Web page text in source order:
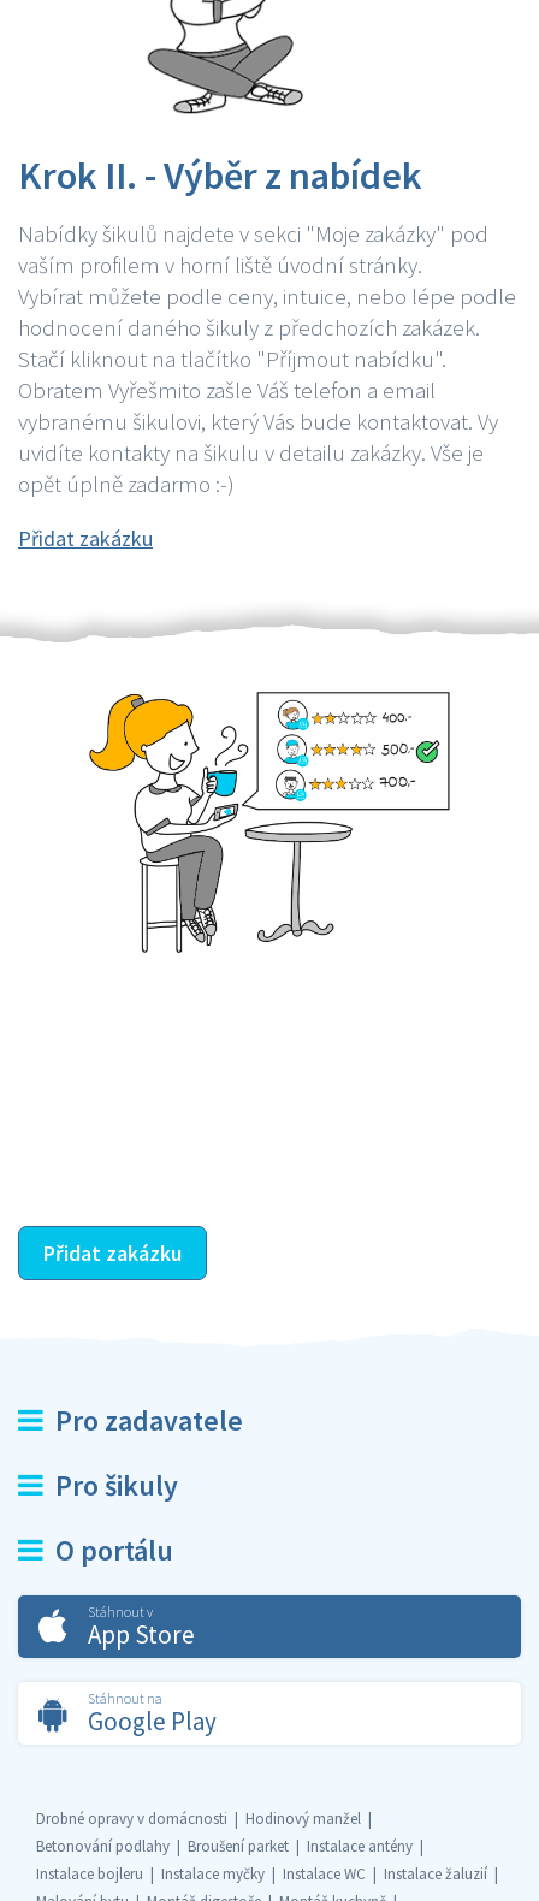
Krok II. - Výběr z nabídek
Nabídky šikulů najdete v sekci "Moje zakázky" pod
vaším profilem v horní liště úvodní stránky.
Vybírat můžete podle ceny, intuice, nebo lépe podle
hodnocení daného šikuly z předchozích zakázek.
Stačí kliknout na tlačítko "Příjmout nabídku".
Obratem Vyřešmito zašle Váš telefon a email
vybranému šikulovi, který Vás bude kontaktovat. Vy
uvidíte kontakty na šikulu v detailu zakázky. Vše je
opět úplně zadarmo :-)
Přidat zakázku
Přidat zakázku
Pro zadavatele
Pro šikuly
O portálu
Stáhnout v
App Store
Stáhnout na
Google Play
Drobné opravy v domácnosti
Hodinový manžel
Betonování podlahy
Broušení parket
Instalace antény
Instalace bojleru
Instalace myčky Instalace WC
Instalace žaluzií